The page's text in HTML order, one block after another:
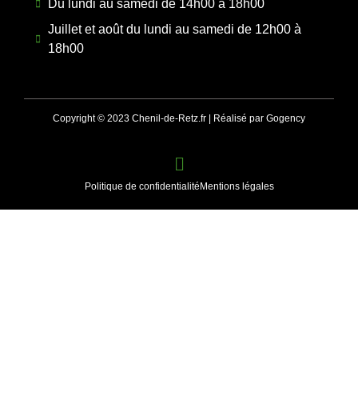
Du lundi au samedi de 14h00 à 18h00
Juillet et août du lundi au samedi de 12h00 à
18h00
Copyright © 2023 Chenil-de-Retz.fr | Réalisé par Gogency
Politique de confidentialité Mentions légales